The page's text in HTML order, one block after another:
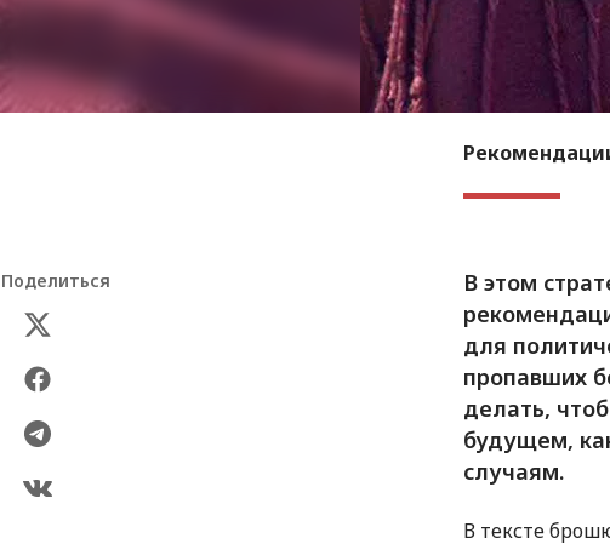
Поделиться
В этом
для
пропавших
делать,
будущем,
случаям.
В тексте